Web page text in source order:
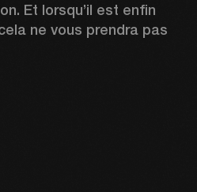
Et lorsqu’il est enfin
ne vous prendra pas